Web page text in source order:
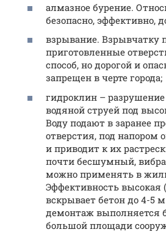
алмазное бурение.
безопасно, эффективно,
взрывание. Взрывчатку
приготовленные
способ, но дорогой и
запрещен в черте города;
гидроклин –
водяной струей под
Воду подают в заранее
отверстия, под напором
и приводит к их
почти бесшумный,
можно применять в
Эффективность высокая
вскрывает бетон до 4-5
демонтаж выполняется
большой площади